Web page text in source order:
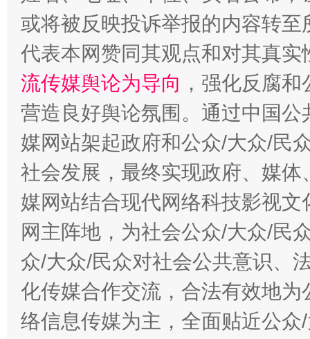
这是一记警钟！ 谢
在谋一域中谋全局
今
或将被反映投诉举报的内容转
代表本网赞同其观点和对其真实
流传媒舆论为导向 ，强化反腐
营造良好舆论氛围。通过中国
媒网站架起政府和公众/大众/民
社会发展，最终实现政府、媒
媒网站结合现代网络科技影视
网主阵地，为社会公众/大众/民
众/大众/民众对社会公共意识、
化传媒合作交流，合法有效地
络信息传媒为主，全面贴近公